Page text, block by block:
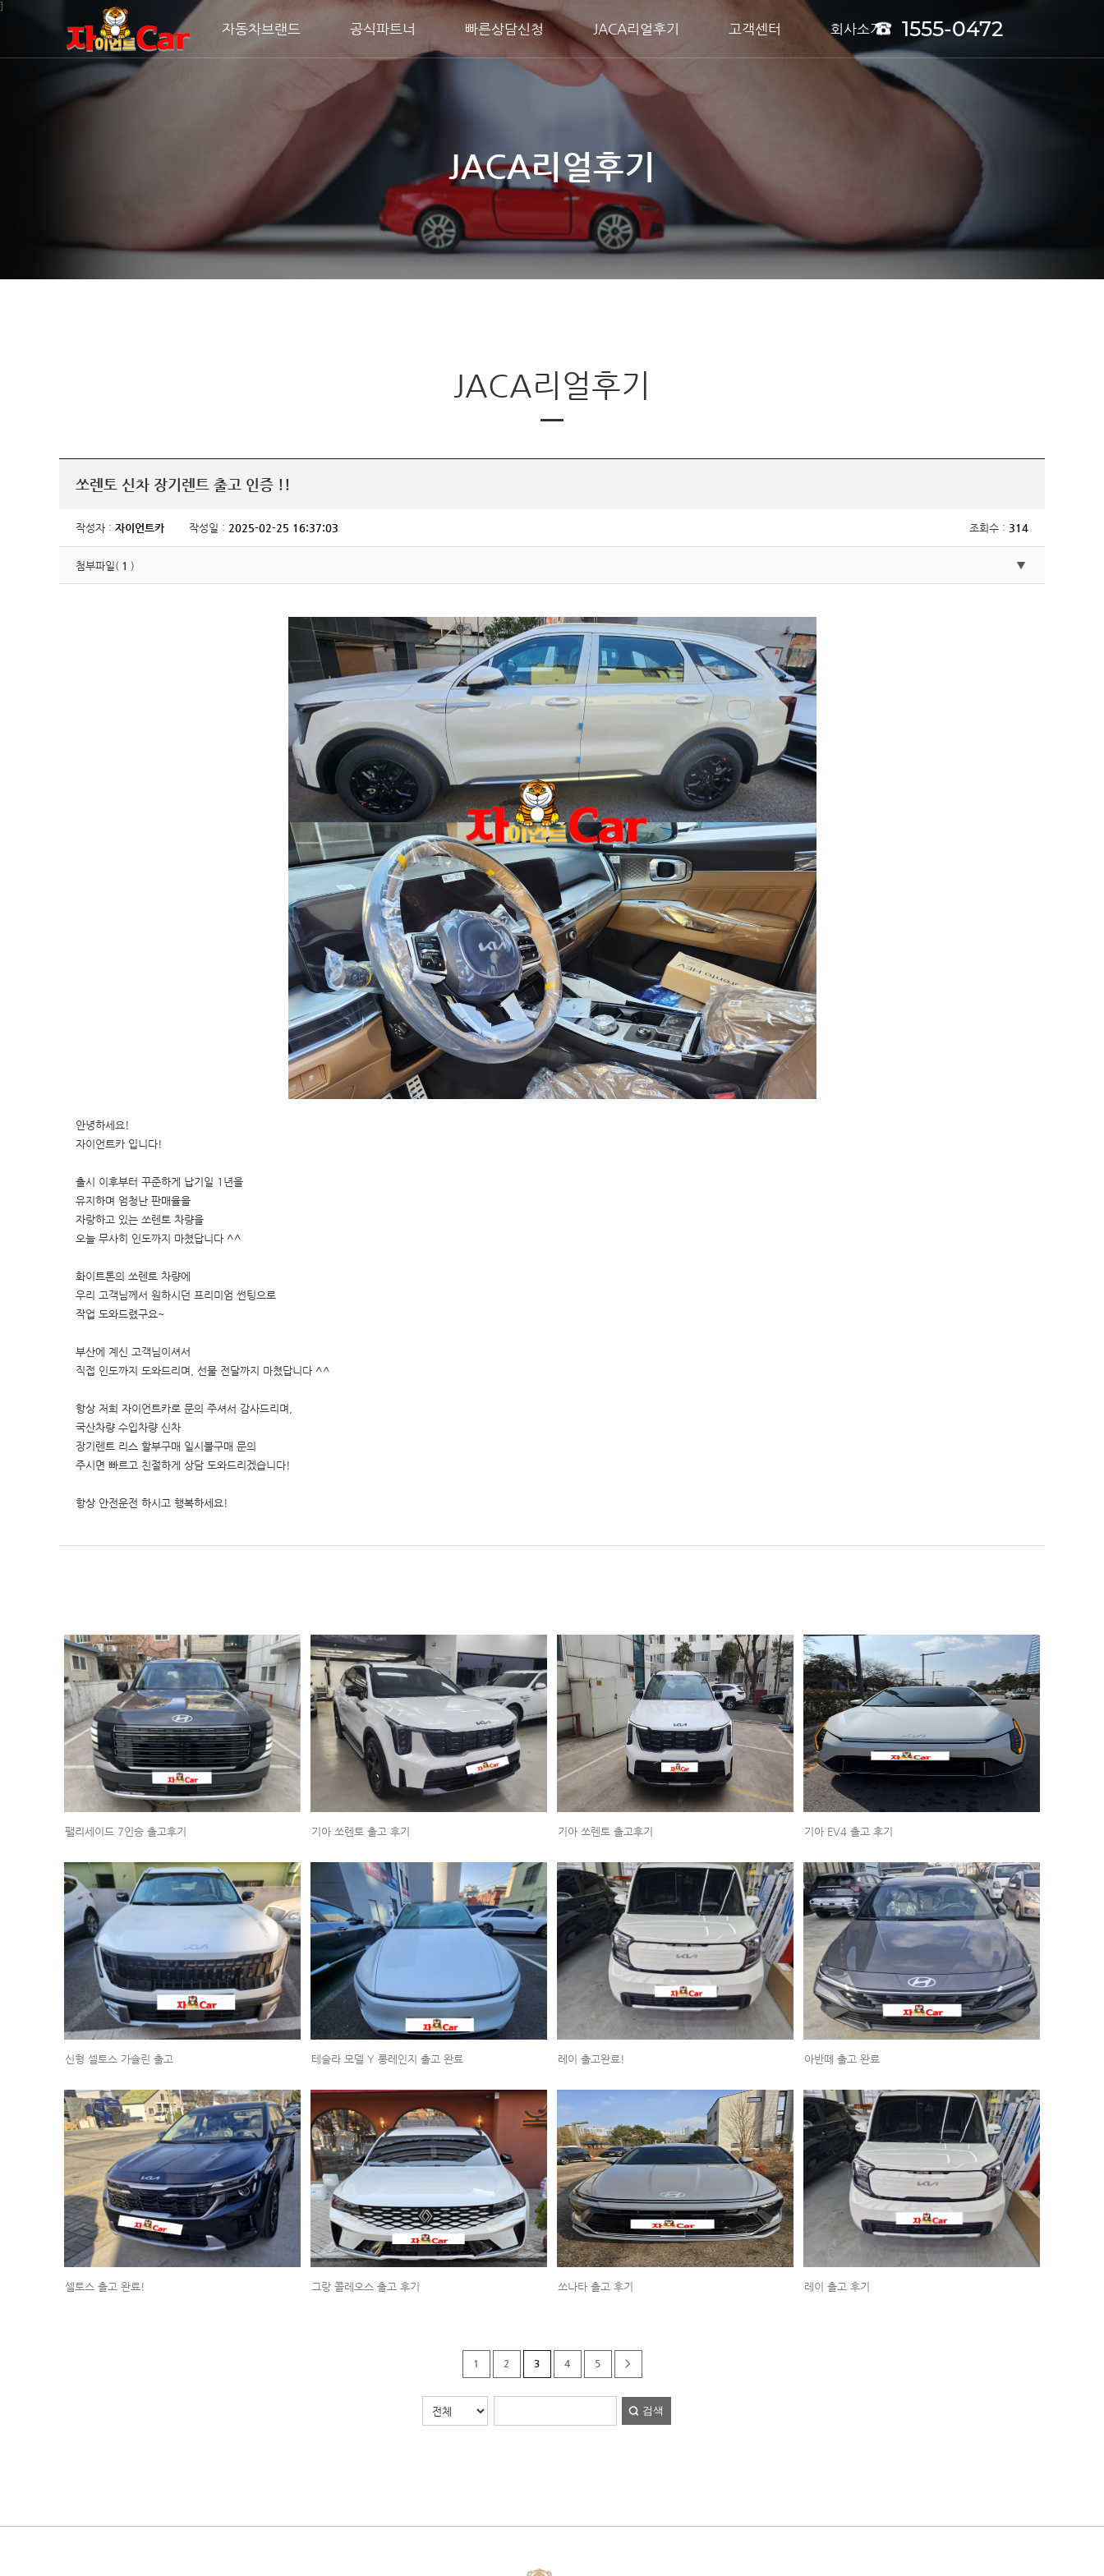
주메뉴 바로가기
컨텐츠 바로가기
자동차브랜드 공식파트너 빠른상담신청 JACA리얼후기 고객센터 회사소개 1555-0472
]
JACA리얼후기
JACA리얼후기
쏘렌토 신차 장기렌트 출고 인증 !!
작성자 : 자이언트카 작성일 : 2025-02-25 16:37:03 조회수 : 314
첨부파일( 1 )
안녕하세요!
자이언트카 입니다!
출시 이후부터 꾸준하게 납기일 1년을
유지하며 엄청난 판매율을
자랑하고 있는 쏘렌토 차량을
오늘 무사히 인도까지 마쳤답니다 ^^
화이트톤의 쏘렌토 차량에
우리 고객님께서 원하시던 프리미엄 썬팅으로
작업 도와드렸구요~
부산에 계신 고객님이셔서
직접 인도까지 도와드리며, 선물 전달까지 마쳤답니다 ^^
항상 저희 자이언트카로 문의 주셔서 감사드리며,
국산차량 수입차량 신차
장기렌트 리스 할부구매 일시불구매 문의
주시면 빠르고 친절하게 상담 도와드리겠습니다!
항상 안전운전 하시고 행복하세요!
팰리세이드 7인승 출고후기 기아 쏘렌토 출고 후기 기아 쏘렌토 출고후기 기아 EV4 출고 후기
신형 셀토스 가솔린 출고 테슬라 모델 Y 롱레인지 출고 완료 레이 출고완료! 아반떼 출고 완료
셀토스 출고 완료! 그랑 콜레오스 출고 후기 쏘나타 출고 후기 레이 출고 후기
1 2 3 4 5 >
검색